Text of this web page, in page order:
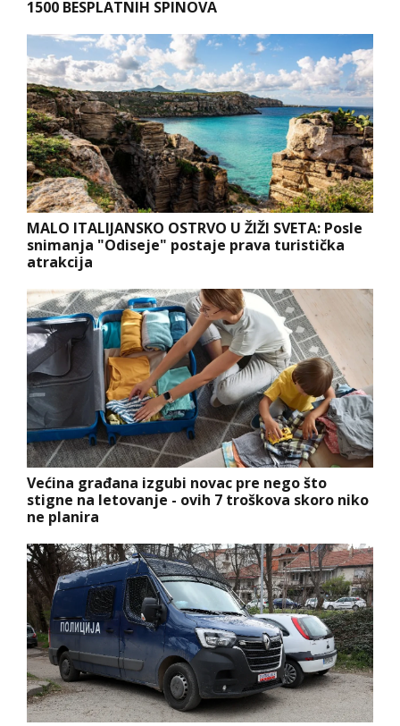
1500 BESPLATNIH SPINOVA
MALO ITALIJANSKO OSTRVO U ŽIŽI SVETA: Posle
snimanja "Odiseje" postaje prava turistička
atrakcija
Većina građana izgubi novac pre nego što
stigne na letovanje - ovih 7 troškova skoro niko
ne planira